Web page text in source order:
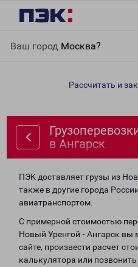
Ваш город Москва?
Ангарск
Рассчитать и
в Ангарск
ПЭК доставляет грузы из
также в другие города
авиатранспортом.
С примерной стоимостью
Новый Уренгой - Ангарск вы
сайте, произвести расчет
калькулятора или